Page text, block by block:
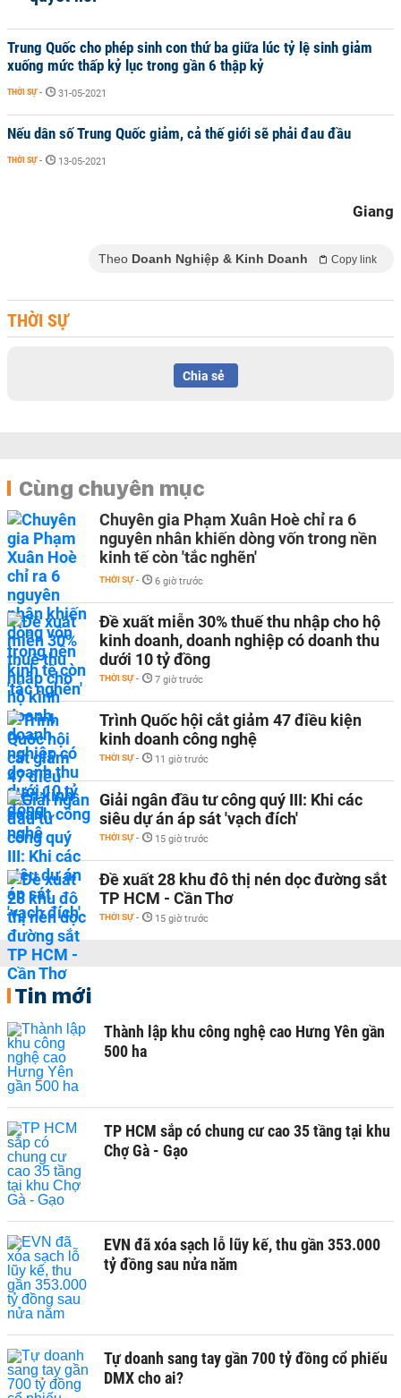
Trung Quốc cho phép sinh con thứ ba giữa lúc tỷ lệ sinh giảm
xuống mức thấp kỷ lục trong gần 6 thập kỷ
THỜI SỰ - 31-05-2021
Nếu dân số Trung Quốc giảm, cả thế giới sẽ phải đau đầu
THỜI SỰ - 13-05-2021
Giang
Theo Doanh Nghiệp & Kinh Doanh Copy link
THỜI SỰ
Chia sẻ
Cùng chuyên mục
Chuyên gia Phạm Xuân Hoè chỉ ra 6
nguyên nhân khiến dòng vốn trong nền
kinh tế còn 'tắc nghẽn'
THỜI SỰ - 6 giờ trước
Đề xuất miễn 30% thuế thu nhập cho hộ
kinh doanh, doanh nghiệp có doanh thu
dưới 10 tỷ đồng
THỜI SỰ - 7 giờ trước
Trình Quốc hội cắt giảm 47 điều kiện
kinh doanh công nghệ
THỜI SỰ - 11 giờ trước
Giải ngân đầu tư công quý III: Khi các
siêu dự án áp sát 'vạch đích'
THỜI SỰ - 15 giờ trước
Đề xuất 28 khu đô thị nén dọc đường sắt
TP HCM - Cần Thơ
THỜI SỰ - 15 giờ trước
Tin mới
Thành lập khu công nghệ cao Hưng Yên gần
500 ha
TP HCM sắp có chung cư cao 35 tầng tại khu
Chợ Gà - Gạo
EVN đã xóa sạch lỗ lũy kế, thu gần 353.000
tỷ đồng sau nửa năm
Tự doanh sang tay gần 700 tỷ đồng cổ phiếu
DMX cho ai?